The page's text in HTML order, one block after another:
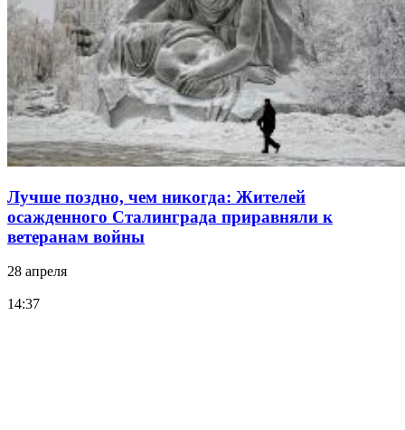
Лучше поздно, чем никогда: Жителей
осажденного Сталинграда приравняли к
ветеранам войны
28 апреля
14:37